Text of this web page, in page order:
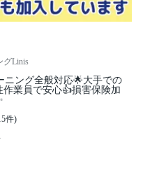
グLinis
ニング全般対応🌟大手での
作業員で安心👍損害保険加
件)